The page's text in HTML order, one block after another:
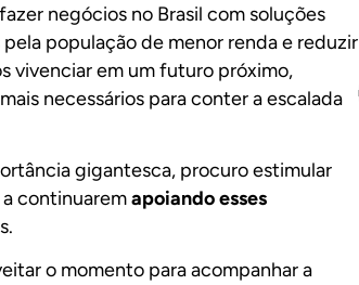
negócios no Brasil com soluções
população de menor renda e reduzir
vivenciar em um futuro próximo,
necessários para conter a escalada
gigantesca, procuro estimular
continuaremapoiando esses
o momento para acompanhar a